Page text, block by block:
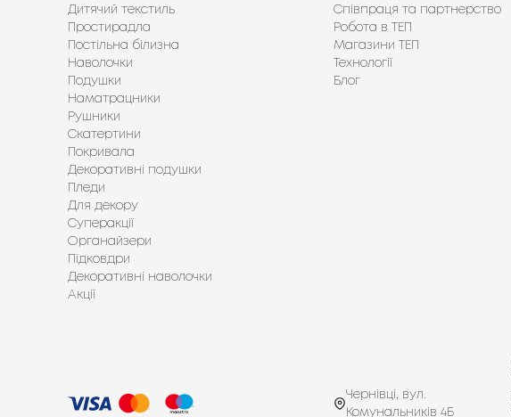
Дитячий текстиль
Простирадла
Постільна білизна
Наволочки
Подушки
Наматрацники
Рушники
Скатертини
Покривала
Декоративні подушки
Пледи
Для декору
Суперакції
Органайзери
Підковдри
Декоративні наволочки
Акції
Співпраця та партнерство
Робота в ТЕП
Магазини ТЕП
Технології
Блог
Чернівці, вул.
Комунальників 4Б